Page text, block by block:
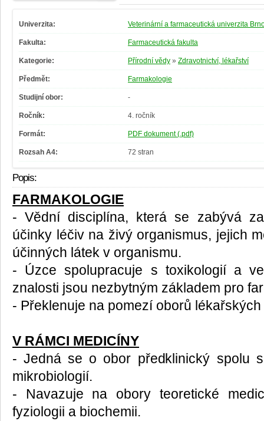
Univerzita: Veterinární a farmaceutická univerzita
Fakulta: Farmaceutická fakulta
Kategorie: Přírodní vědy » Zdravotnictví, lékařství
Předmět: Farmakologie
Studijní obor: -
Ročník: 4. ročník
Formát: PDF dokument (.pdf)
Rozsah A4: 72 stran
Popis:
FARMAKOLOGIE
- Vědní disciplína, která se zabývá
účinky léčiv na živý organismus, jejich
účinných látek v organismu.
- Úzce spolupracuje s toxikologií a
znalosti jsou nezbytným základem pro
- Překlenuje na pomezí oborů
V RÁMCI MEDICÍNY
- Jedná se o obor předklinický spolu
mikrobiologií.
- Navazuje na obory teoretické
fyziologii a biochemii.